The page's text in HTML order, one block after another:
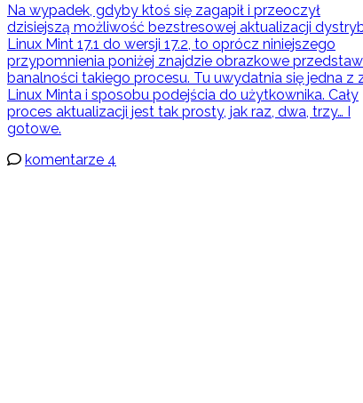
Na wypadek, gdyby ktoś się zagapił i przeoczył
dzisiejszą możliwość bezstresowej aktualizacji
Linux Mint 17.1 do wersji 17.2, to oprócz niniejszego
przypomnienia poniżej znajdzie obrazkowe
banalności takiego procesu. Tu uwydatnia się jedna z
Linux Minta i sposobu podejścia do użytkownika. Cały
proces aktualizacji jest tak prosty, jak raz, dwa, trzy… I
gotowe.
komentarze 4